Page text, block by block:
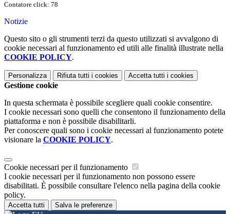
Contatore click: 78
Notizie
Questo sito o gli strumenti terzi da questo utilizzati si avvalgono di
cookie necessari al funzionamento ed utili alle finalità illustrate nella
COOKIE POLICY.
Personalizza Rifiuta tutti i cookies Accetta tutti i cookies
Gestione cookie
In questa schermata è possibile scegliere quali cookie consentire.
I cookie necessari sono quelli che consentono il funzionamento della
piattaforma e non è possibile disabilitarli.
Per conoscere quali sono i cookie necessari al funzionamento potete
visionare la COOKIE POLICY.
Cookie necessari per il funzionamento
I cookie necessari per il funzionamento non possono essere
disabilitati. È possibile consultare l'elenco nella pagina della cookie
policy.
Accetta tutti Salva le preferenze